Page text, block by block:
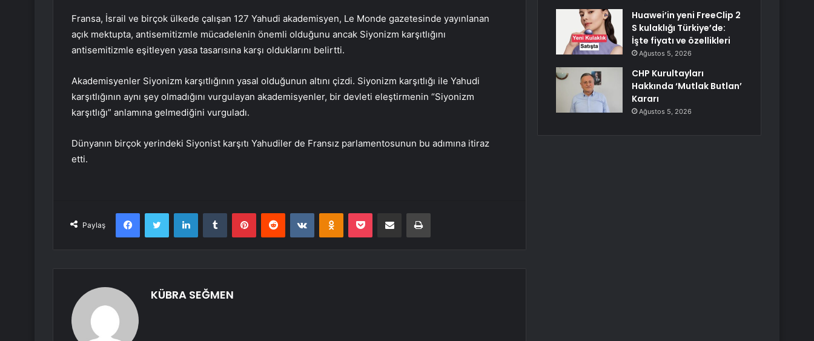
Fransa, İsrail ve birçok ülkede çalışan 127 Yahudi akademisyen, Le Monde gazetesinde yayınlanan
açık mektupta, antisemitizmle mücadelenin önemli olduğunu ancak Siyonizm karşıtlığını
antisemitizmle eşitleyen yasa tasarısına karşı olduklarını belirtti.
Akademisyenler Siyonizm karşıtlığının yasal olduğunun altını çizdi. Siyonizm karşıtlığı ile Yahudi
karşıtlığının aynı şey olmadığını vurgulayan akademisyenler, bir devleti eleştirmenin “Siyonizm
karşıtlığı” anlamına gelmediğini vurguladı.
Dünyanın birçok yerindeki Siyonist karşıtı Yahudiler de Fransız parlamentosunun bu adımına itiraz
etti.
Paylaş
FacebookTwitter LinkedInTumblr PinterestReddit VKontakteOdnoklassniki
Pocket E-Posta ile paylaş Yazdır
KÜBRA SEĞMEN
Huawei’in yeni FreeClip 2
S kulaklığı Türkiye’de:
İşte fiyatı ve özellikleri
Ağustos 5, 2026
CHP Kurultayları
Hakkında ‘Mutlak Butlan’
Kararı
Ağustos 5, 2026